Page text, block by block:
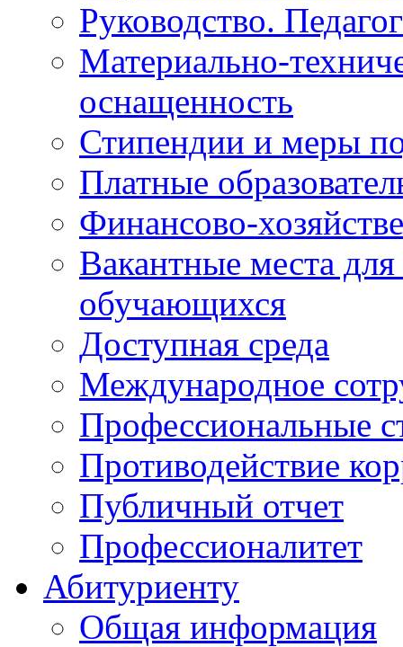
Руководство.
Материально-
оснащенность
Стипендии и меры
Платные
Финансово-
Вакантные места
обучающихся
Доступная среда
Международное
Профессиональные
Противодействие
Публичный отчет
Профессионалитет
Абитуриенту
Общая информация